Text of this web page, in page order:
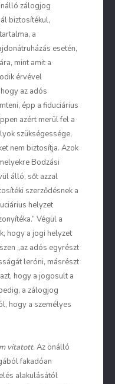
zálogjog
biztosítékul,
a
esetén,
mint amit a
érvével
az adós
épp a fiduciárius
azért merül fel a
szükségessége,
nem biztosítja. Azok
Bodzási
álló, sőt azzal
szerződésnek a
helyzet
Végül a
hogy a jogi helyzet
„az adós egyrészt
leróni, másrészt
hogy a jogosult a
a zálogjog
hogy a személyes
vitatott.Az önálló
fakadóan
alakulásától